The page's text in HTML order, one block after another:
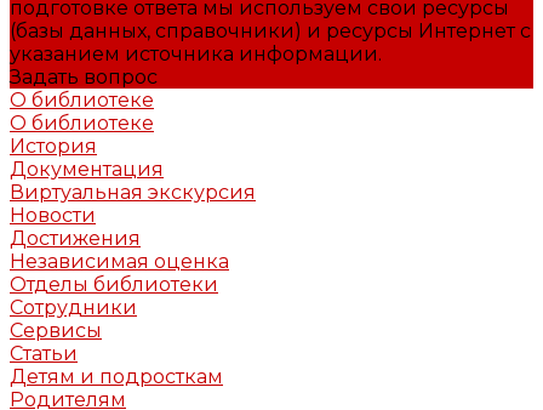
подготовке ответа мы используем свои ресурсы
(базы данных, справочники) и ресурсы Интернет с
указанием источника информации.
Задать вопрос
О библиотеке
О библиотеке
История
Документация
Виртуальная экскурсия
Новости
Достижения
Независимая оценка
Отделы библиотеки
Сотрудники
Сервисы
Статьи
Детям и подросткам
Родителям